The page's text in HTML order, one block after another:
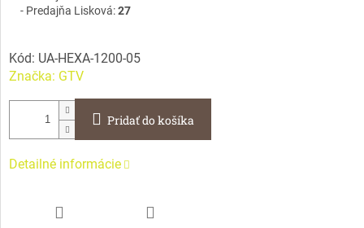
Predajňa Lisková:27
Kód: UA-HEXA-1200-05
Značka: GTV
Pridať do košíka
Detailné informácie